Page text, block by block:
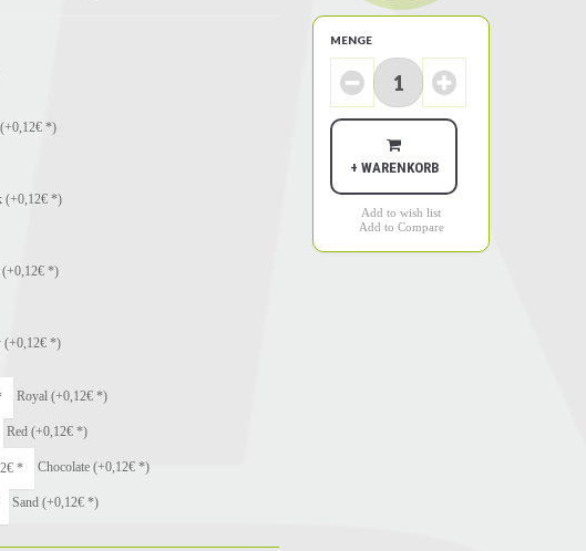
(+0,12€ *)
(+0,12€ *)
(+0,12€ *)
(+0,12€ *)
Royal (+0,12€ *)
Red (+0,12€ *)
Chocolate (+0,12€ *)
Sand (+0,12€ *)
MENGE
+ WARENKORB
Add to wish list
Add to Compare